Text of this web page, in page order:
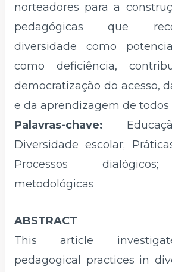
norteadores para a
pedagógicas que
diversidade como
como deficiência,
democratização do acesso,
e da aprendizagem de todos
Palavras-chave:
Diversidade escolar;
Processos
metodológicas
ABSTRACT
This article
pedagogical practices in